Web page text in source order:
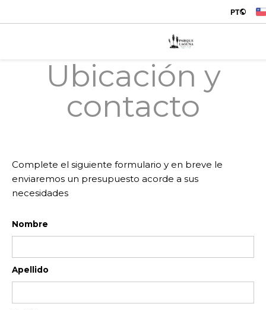
PT
Ubicación y
contacto
Complete el siguiente formulario y en breve le
enviaremos un presupuesto acorde a sus
necesidades
Nombre
Apellido